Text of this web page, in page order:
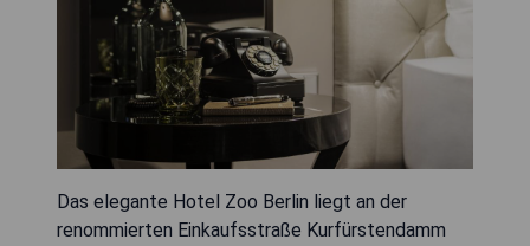
Das elegante Hotel Zoo Berlin liegt an der
renommierten Einkaufsstraße Kurfürstendamm